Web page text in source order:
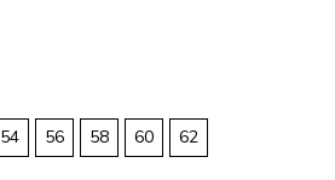
54 56 58 60 62